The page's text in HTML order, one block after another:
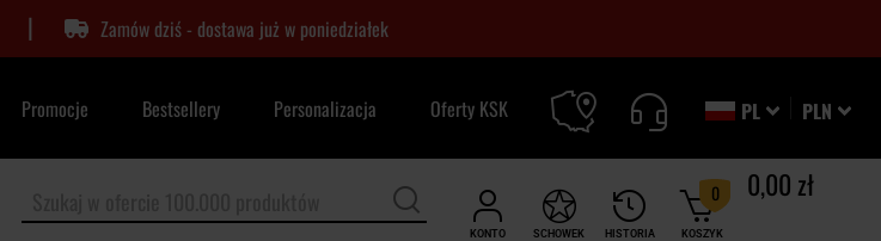
| Zamów dziś - dostawa już w poniedziałek
PLN
PL
Promocje Bestsellery Personalizacja Oferty KSK
KONTO HISTORIA
SCHOWEK KOSZYK
0 0,00 zł